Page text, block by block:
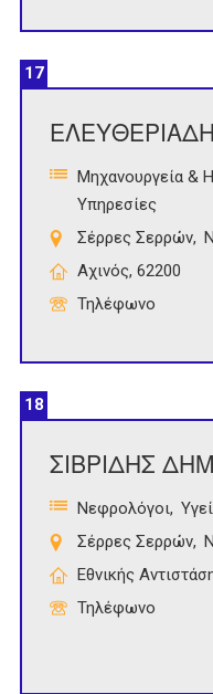
17
Μηχανουργεία &
Υπηρεσίες
Σέρρες Σερρών
Αχινός, 62200
Τηλέφωνο
18
ΣΙΒΡΙΔΗΣ
Νεφρολόγοι
Σέρρες Σερρών
Εθνικής
Τηλέφωνο